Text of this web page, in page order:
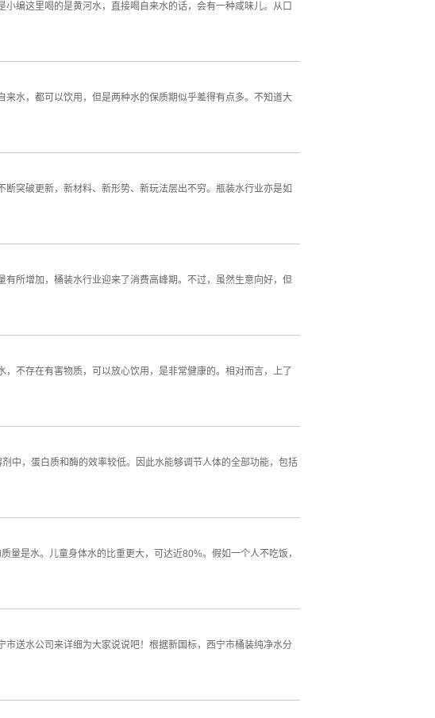
编这里喝的是黄河水，直接喝自来水的话，会有一种咸味儿。从口
水，都可以饮用，但是两种水的保质期似乎差得有点多。不知道大
突破更新，新材料、新形势、新玩法层出不穷。瓶装水行业亦是如
所增加，桶装水行业迎来了消费高峰期。不过，虽然生意向好，但
不存在有害物质，可以放心饮用，是非常健康的。相对而言，上了
中，蛋白质和酶的效率较低。因此水能够调节人体的全部功能，包括
是水。儿童身体水的比重更大，可达近80%。假如一个人不吃饭，
送水公司来详细为大家说说吧！根据新国标，西宁市桶装纯净水分